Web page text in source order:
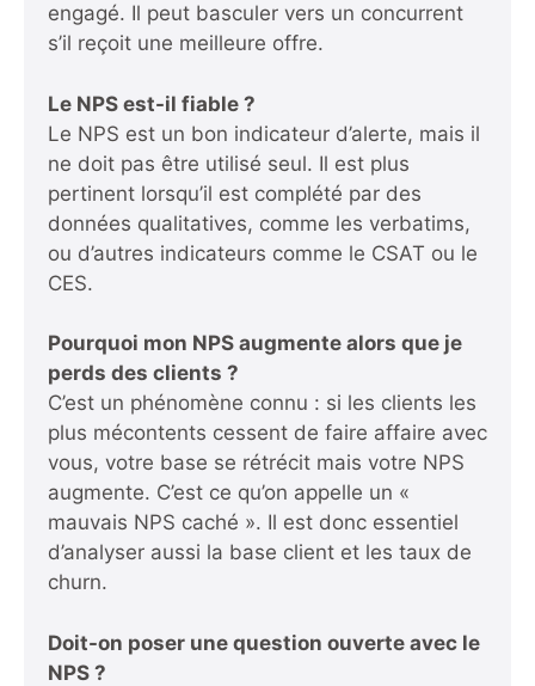
engagé. Il peut basculer vers un concurrent
s’il reçoit une meilleure offre.
Le NPS est-il fiable ?
Le NPS est un bon indicateur d’alerte, mais il
ne doit pas être utilisé seul. Il est plus
pertinent lorsqu’il est complété par des
données qualitatives, comme les verbatims,
ou d’autres indicateurs comme le CSAT ou le
CES.
Pourquoi mon NPS augmente alors que je
perds des clients ?
C’est un phénomène connu : si les clients les
plus mécontents cessent de faire affaire avec
vous, votre base se rétrécit mais votre NPS
augmente. C’est ce qu’on appelle un «
mauvais NPS caché ». Il est donc essentiel
d’analyser aussi la base client et les taux de
churn.
Doit-on poser une question ouverte avec le
NPS ?